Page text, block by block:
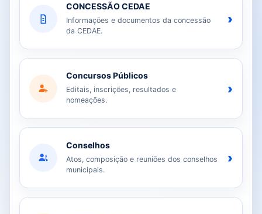
CONCESSÃO CEDAE
Informações e documentos da concessão
da CEDAE.
›
Concursos Públicos
Editais, inscrições, resultados e
nomeações.
›
Conselhos
Atos, composição e reuniões dos conselhos
municipais.
›